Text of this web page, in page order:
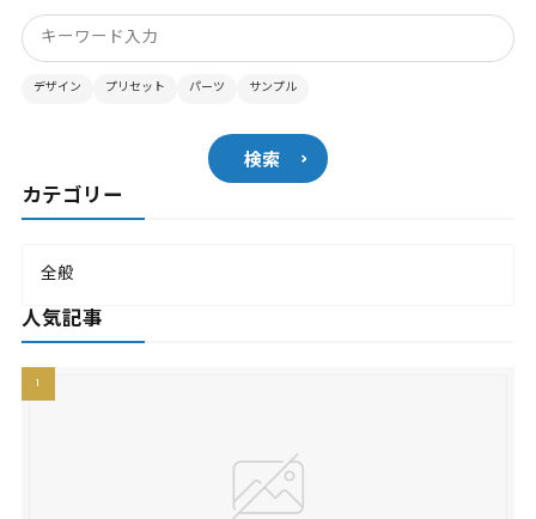
デザイン プリセット パーツ サンプル
検索
カテゴリー
全般
人気記事